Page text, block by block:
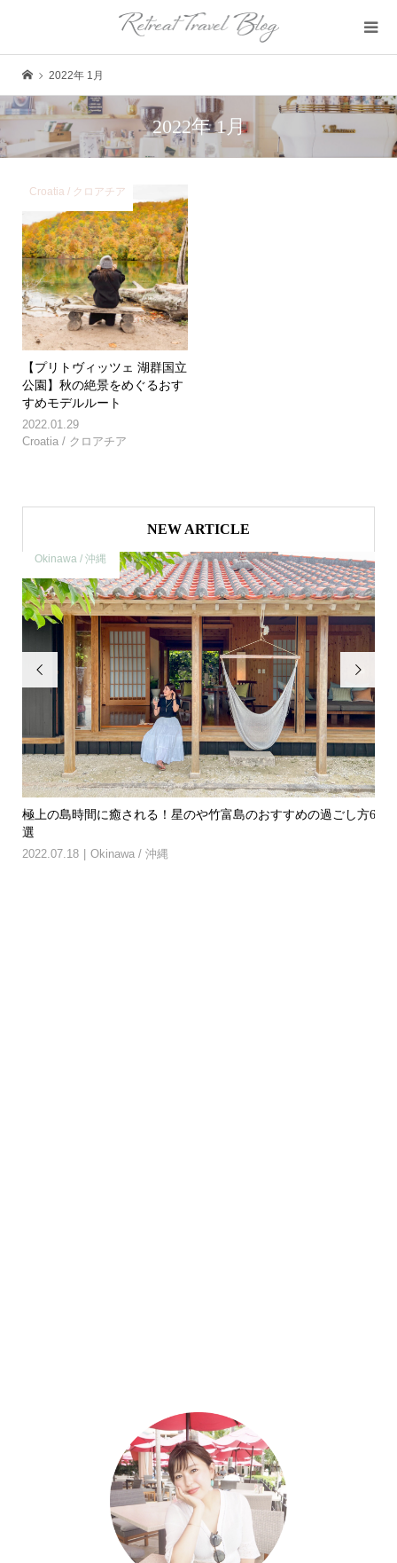
2022年 1月
2022年 1月
Croatia / クロアチア
【プリトヴィッツェ 湖群国立
公園】秋の絶景をめぐるおす
すめモデルルート
2022.01.29
Croatia / クロアチア
NEW ARTICLE

極上の島時間に癒される！星のや竹富島のおすすめの過ごし方6
選
2022.07.18
Okinawa / 沖縄
Okinawa / 沖縄
